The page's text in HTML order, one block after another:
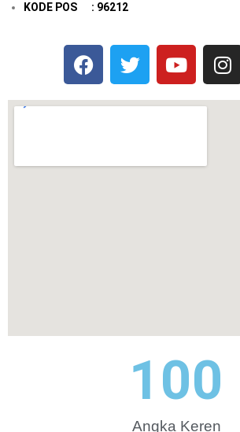
KODE POS : 96212
Angka Keren
100